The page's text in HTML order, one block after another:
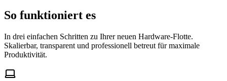
So funktioniert es
In drei einfachen Schritten zu Ihrer neuen Hardware-Flotte.
Skalierbar, transparent und professionell betreut für maximale
Produktivität.